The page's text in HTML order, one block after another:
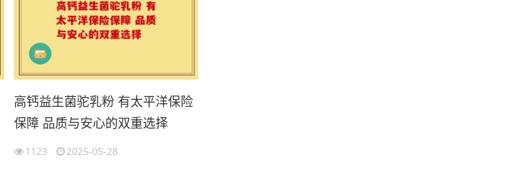
高钙益生菌驼乳粉 有太平洋保险
保障 品质与安心的双重选择
1123 2025-05-28